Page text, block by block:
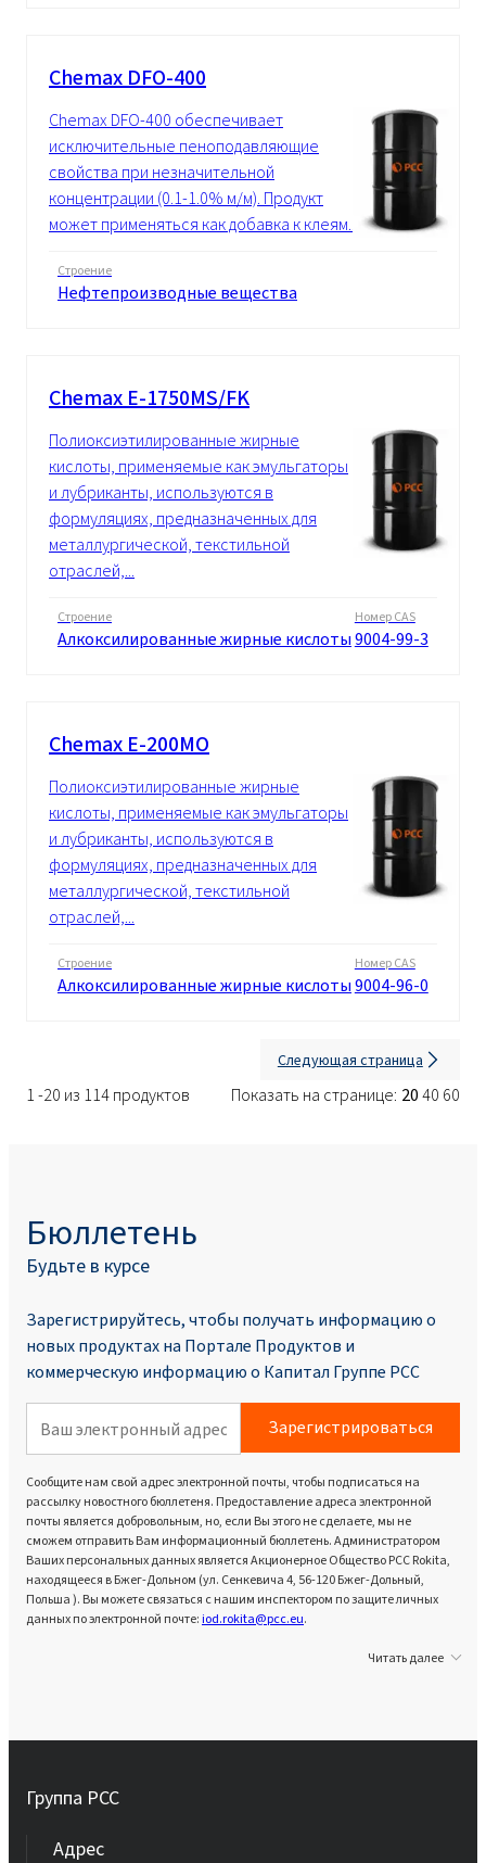
Chemax DFO-400
Chemax DFO-400 обеспечивает
исключительные пеноподавляющие
свойства при незначительной
концентрации (0.1-1.0% м/м). Продукт
может применяться как добавка к клеям...
Строение
Нефтепроизводные вещества
Chemax E-1750MS/FK
Полиоксиэтилированные жирные
кислоты, применяемые как эмульгаторы
и лубриканты, используются в
формуляциях, предназначенных для
металлургической, текстильной
отраслей,...
Строение
Алкоксилированные жирные кислоты
Номер CAS
9004-99-3
Chemax E-200MO
Полиоксиэтилированные жирные
кислоты, применяемые как эмульгаторы
и лубриканты, используются в
формуляциях, предназначенных для
металлургической, текстильной
отраслей,...
Строение
Алкоксилированные жирные кислоты
Номер CAS
9004-96-0
1 -20 из 114 продуктов Показать на странице: 2040 60
Следующая страница
Бюллетень
Будьте в курсе
Зарегистрируйтесь, чтобы получать информацию о
новых продуктах на Портале Продуктoв и
коммерческую информацию о Капитал Группе PCC
Зарегистрироваться
Сообщите нам свой адрес электронной почты, чтобы подписаться на
рассылку новостного бюллетеня. Предоставление адреса электронной
почты является добровольным, но, если Вы этого не сделаете, мы не
сможем отправить Вам информационный бюллетень. Администратором
Ваших персональных данных является Акционерное Общество PCC Rokita,
находящееся в Бжег-Дольном (ул. Сенкевича 4, 56-120 Бжег-Дольный,
Польша ). Вы можете связаться с нашим инспектором по защите личных
данных по электронной почте:iod.rokita@pcc.eu.
Читать далее
Группа PCC
Aдрес